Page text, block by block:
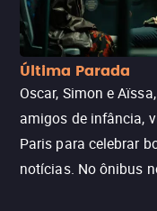
Última Parada
Oscar, Simon e
amigos de infância,
Paris para celebrar
notícias. No ônibus